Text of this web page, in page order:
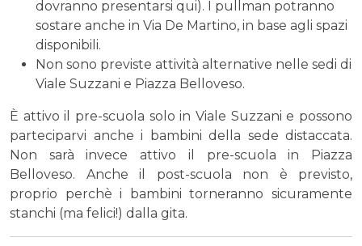
dovranno presentarsi qui). I pullman potranno
sostare anche in Via De Martino, in base agli spazi
disponibili.
Non sono previste attività alternative nelle sedi di
Viale Suzzani e Piazza Belloveso.
È attivo il pre-scuola solo in Viale Suzzani e possono
parteciparvi anche i bambini della sede distaccata.
Non sarà invece attivo il pre-scuola in Piazza
Belloveso. Anche il post-scuola non è previsto,
proprio perchè i bambini torneranno sicuramente
stanchi (ma felici!) dalla gita.